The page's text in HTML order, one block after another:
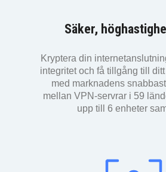
Säker,
Kryptera din
integritet och få tillgång till ditt
med marknadens
mellan VPN-servrar i 59
upp till 6 enheter